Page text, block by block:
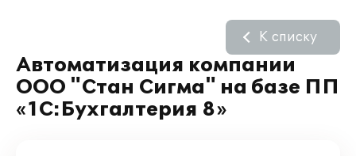
Автоматизация компании
ООО "Стан Сигма" на базе ПП
«1С:Бухгалтерия 8»
К списку